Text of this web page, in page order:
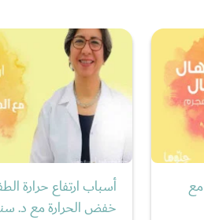
أسباب ارتفاع حرارة
خفض الحرارة مع د.